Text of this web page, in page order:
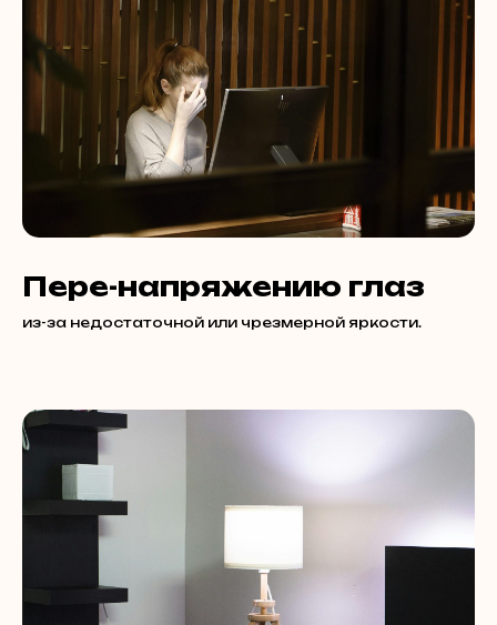
Пере-напряжению глаз
из-за недостаточной или чрезмерной яркости.